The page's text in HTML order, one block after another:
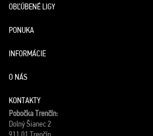
OBĽÚBENÉ LIGY
PONUKA
INFORMÁCIE
O NÁS
KONTAKTY
Pobočka Trenčín:
Dolný Šianec 2